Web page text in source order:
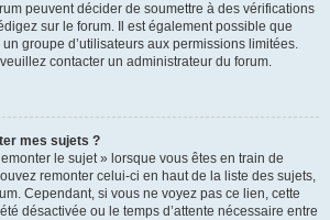
peuvent décider de soumettre à des vérifications
sur le forum. Il est également possible que
groupe d’utilisateurs aux permissions limitées.
contacter un administrateur du forum.
mes sujets ?
le sujet » lorsque vous êtes en train de
remonter celui-ci en haut de la liste des sujets,
Cependant, si vous ne voyez pas ce lien, cette
désactivée ou le temps d’attente nécessaire entre